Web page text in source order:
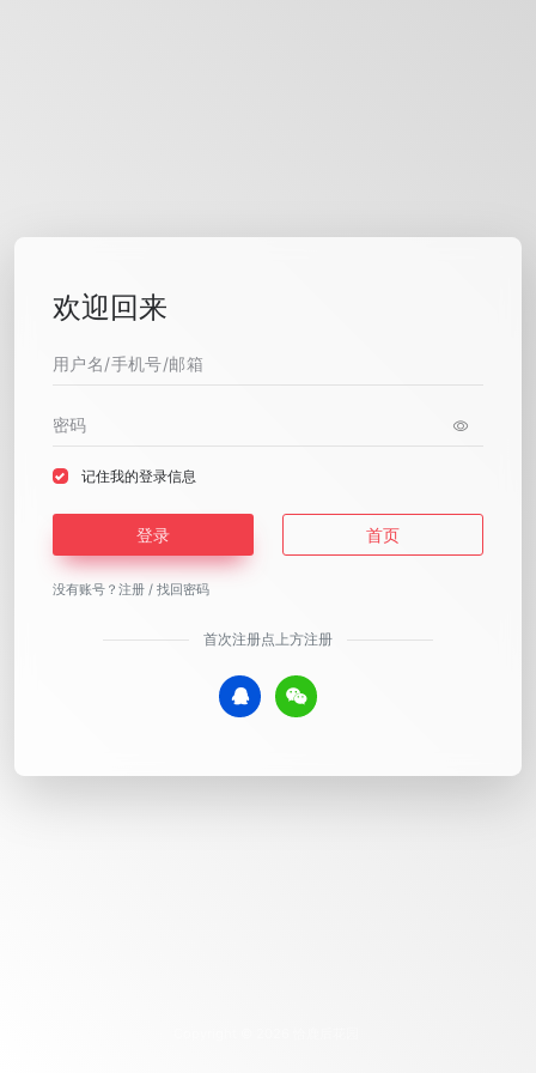
欢迎回来
记住我的登录信息
登录 首页
没有账号？ 注册 / 找回密码
首次注册点上方注册